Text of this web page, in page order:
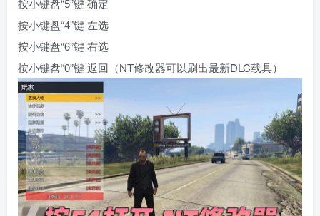
按小键盘“5”键 确定
按小键盘“4”键 左选
按小键盘“6”键 右选
按小键盘“0”键 返回（NT修改器可以刷出最新DLC载具）